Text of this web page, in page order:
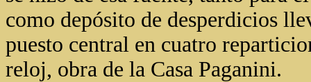
como depósito de desperdicios
puesto central en cuatro
reloj, obra de la Casa Paganini.